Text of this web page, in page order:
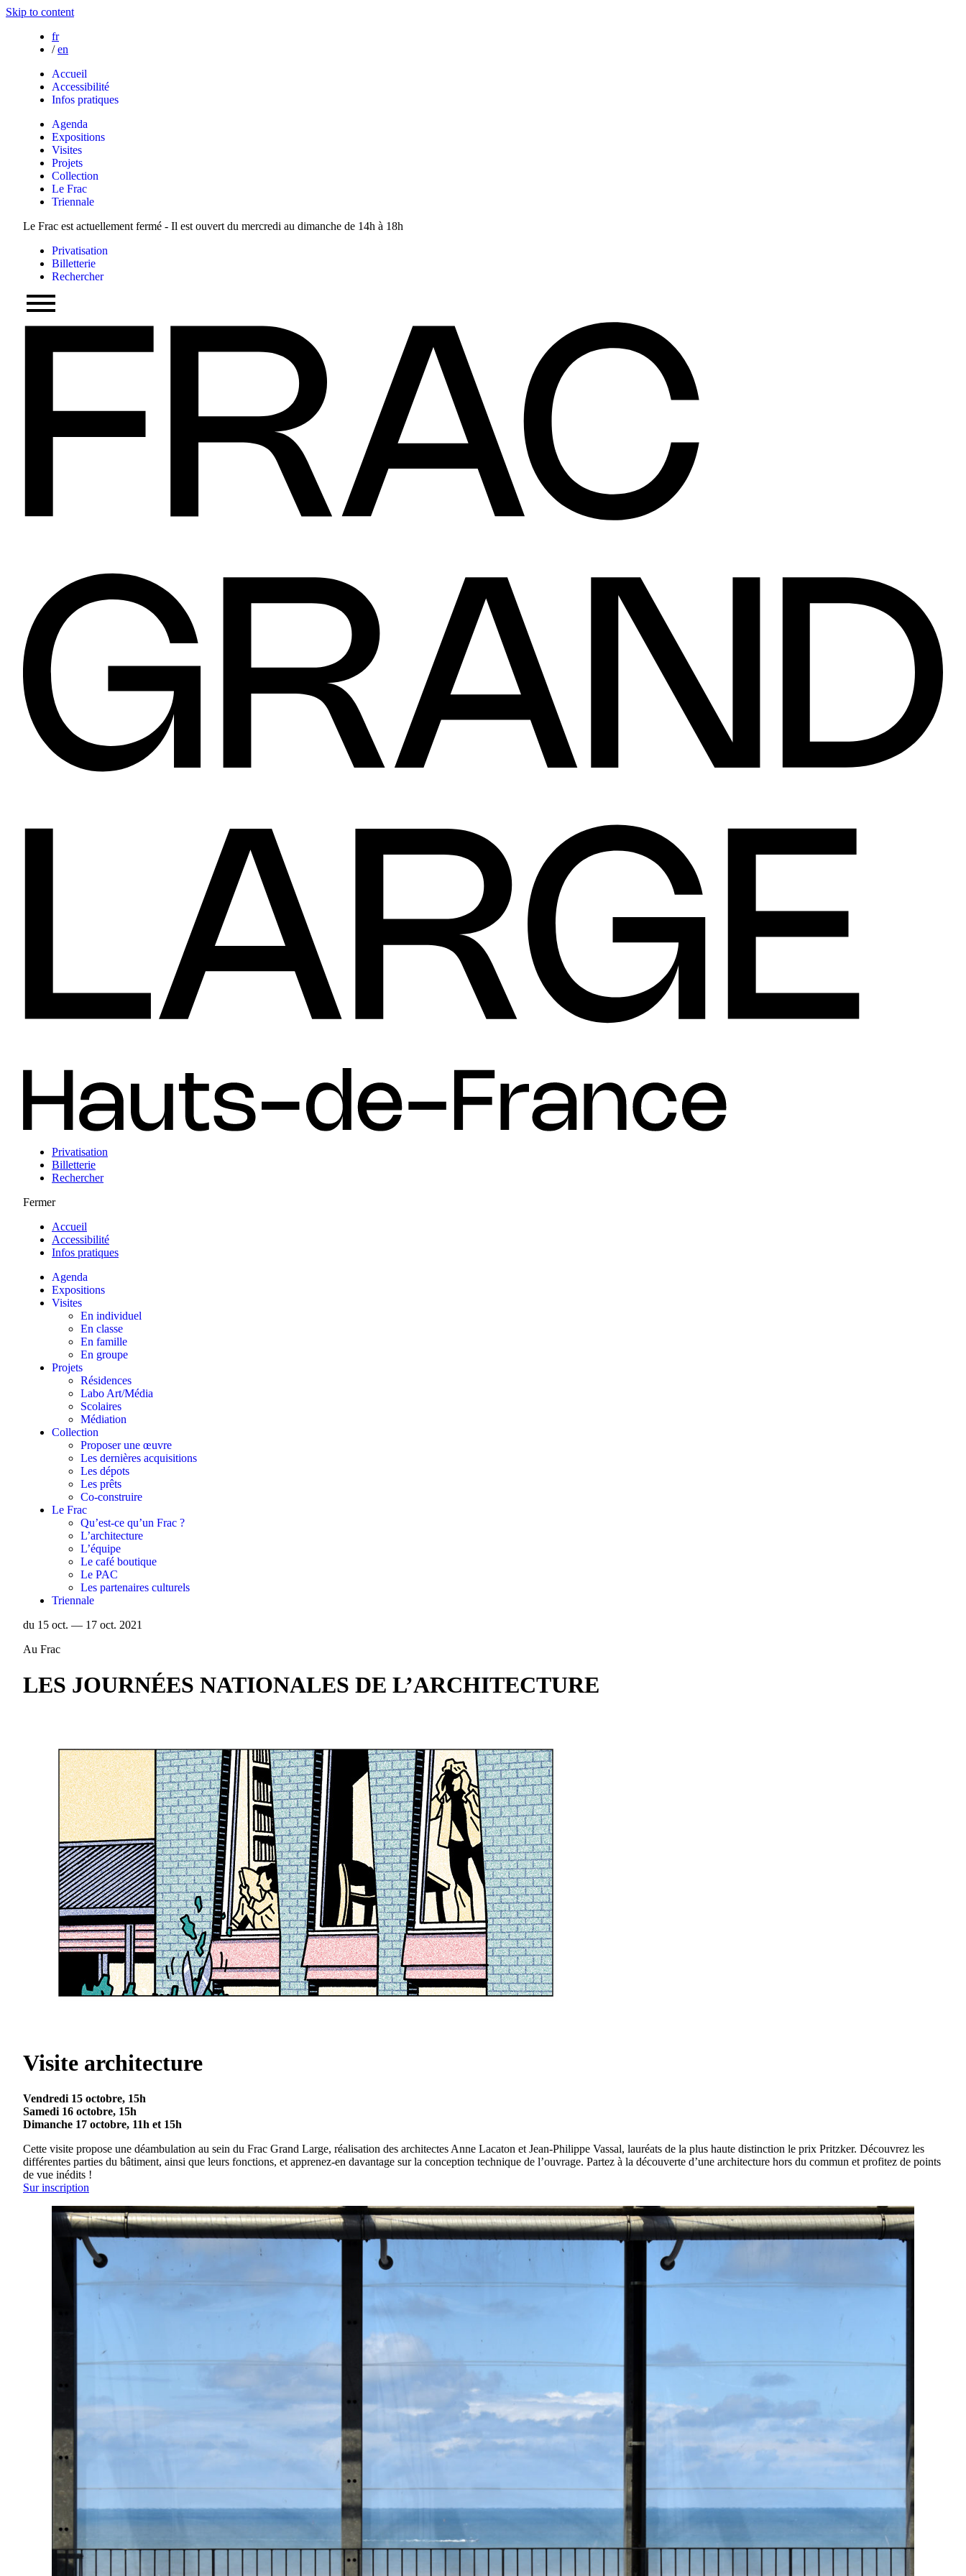
Skip to content
fr
/ en
Accueil
Accessibilité
Infos pratiques
Agenda
Expositions
Visites
Projets
Collection
Le Frac
Triennale
Le Frac est actuellement fermé - Il est ouvert du mercredi au dimanche de 14h à 18h
Privatisation
Billetterie
Rechercher
Privatisation
Billetterie
Rechercher
Fermer
Accueil
Accessibilité
Infos pratiques
Agenda
Expositions
Visites
En individuel
En classe
En famille
En groupe
Projets
Résidences
Labo Art/Média
Scolaires
Médiation
Collection
Proposer une œuvre
Les dernières acquisitions
Les dépots
Les prêts
Co-construire
Le Frac
Qu’est-ce qu’un Frac ?
L’architecture
L’équipe
Le café boutique
Le PAC
Les partenaires culturels
Triennale
du 15 oct. — 17 oct. 2021
Au Frac
LES JOURNÉES NATIONALES DE L’ARCHITECTURE
Visite architecture
Vendredi 15 octobre, 15h
Samedi 16 octobre, 15h
Dimanche 17 octobre, 11h et 15h
Cette visite propose une déambulation au sein du Frac Grand Large, réalisation des architectes Anne Lacaton et Jean-Philippe Vassal, lauréats de la plus haute distinction le prix Pritzker. Découvrez les
différentes parties du bâtiment, ainsi que leurs fonctions, et apprenez-en davantage sur la conception technique de l’ouvrage. Partez à la découverte d’une architecture hors du commun et profitez de points
de vue inédits !
Sur inscription